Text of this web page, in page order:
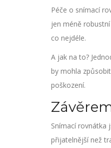
Péče o snímací
jen méně
co nejdéle.
A jak na to?
by mohla
poškození.
Snímací rovnátka
přijatelnější než